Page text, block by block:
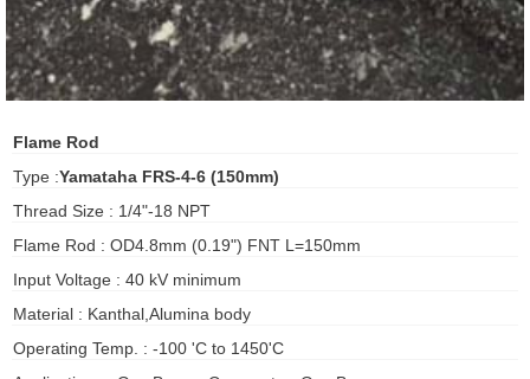
Fiorentini
Flame Rod
Type :Yamataha FRS-4-6 (150mm)
Thread Size : 1/4"-18 NPT
Flame Rod : OD4.8mm (0.19") FNT L=150mm
Input Voltage : 40 kV minimum
Material : Kanthal,Alumina body
Operating Temp. : -100 'C to 1450'C